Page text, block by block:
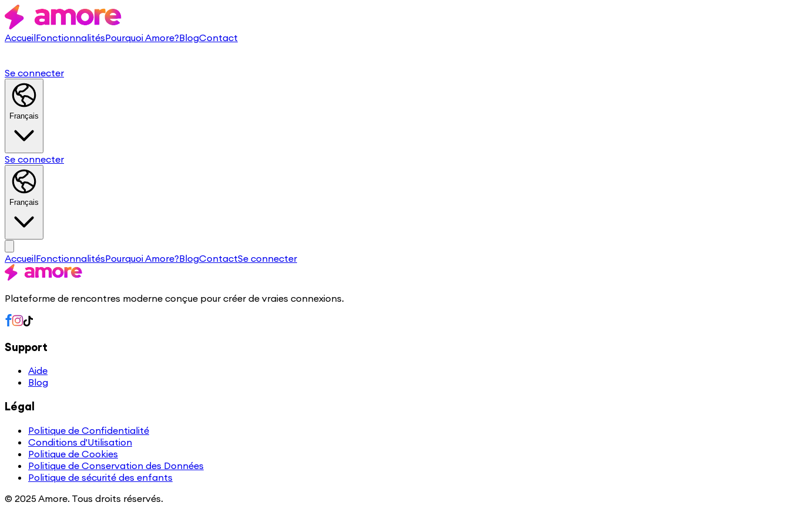
AccueilFonctionnalitésPourquoi Amore?BlogContact
Se connecter
Français
Se connecter
Français
AccueilFonctionnalitésPourquoi Amore?BlogContactSe connecter
Plateforme de rencontres moderne conçue pour créer de vraies connexions.
Support
Aide
Blog
Légal
Politique de Confidentialité
Conditions d'Utilisation
Politique de Cookies
Politique de Conservation des Données
Politique de sécurité des enfants
© 2025 Amore. Tous droits réservés.